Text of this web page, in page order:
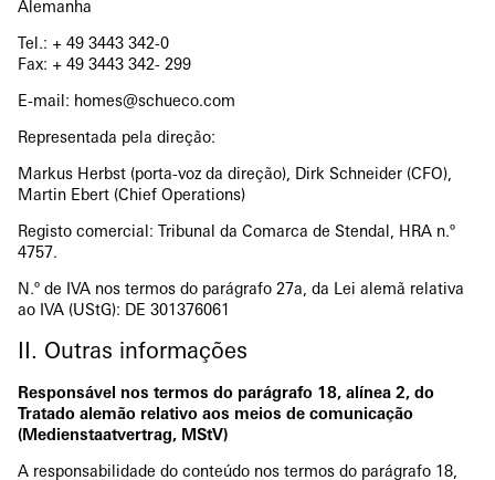
Alemanha
Tel.: + 49 3443 342-0
Fax: + 49 3443 342- 299
E-mail: homes@schueco.com
Representada pela direção:
Markus Herbst (porta-voz da direção), Dirk Schneider (CFO),
Martin Ebert (Chief Operations)
Registo comercial: Tribunal da Comarca de Stendal, HRA n.º
4757.
N.º de IVA nos termos do parágrafo 27a, da Lei alemã relativa
ao IVA (UStG): DE 301376061
II. Outras informações
Responsável nos termos do parágrafo 18, alínea 2, do
Tratado alemão relativo aos meios de comunicação
(Medienstaatvertrag, MStV)
A responsabilidade do conteúdo nos termos do parágrafo 18,